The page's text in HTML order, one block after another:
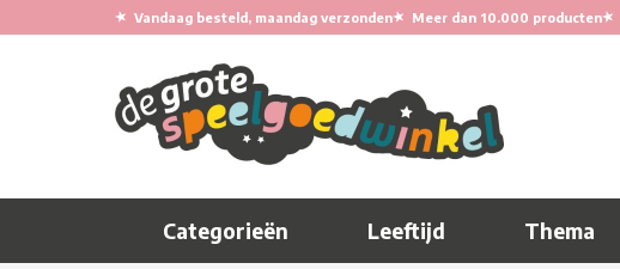
★ Vandaag besteld, maandag verzonden★ Meer dan 10.000 producten★
Categorieën Leeftijd Thema